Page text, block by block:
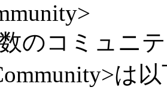
のコミュニ
は